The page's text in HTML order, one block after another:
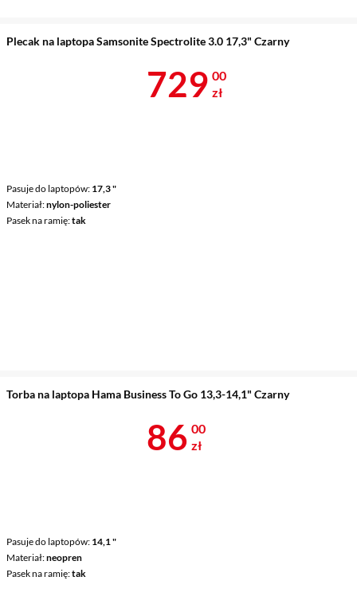
Plecak na laptopa Samsonite Spectrolite 3.0 17,3" Czarny
Pasuje do laptopów 17,3 "
Materiał nylon-poliester
Pasek na ramię tak
Cena 729 zł
729 00
zł
Torba na laptopa Hama Business To Go 13,3-14,1" Czarny
Pasuje do laptopów 14,1 "
Materiał neopren
Pasek na ramię tak
Cena 86 zł
86 00
zł